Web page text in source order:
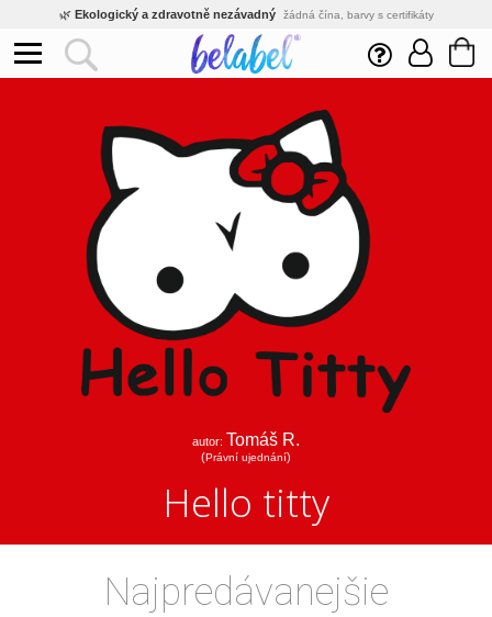
🌿 Ekologický a zdravotně nezávadný žádná čína, barvy s certifikáty
Inovativní výroba vlastní vývoj, nejnovější technologie
Rychlé dodání expedujeme do 24h
Kvalita pod kontrolou jsme přímý výrobce, žádný zprostředkovatel
Eshop s tradicí od roku 2010 tisíce spokojených zákazníků
autor: Tomáš R.
(Právní ujednání)
Hello titty
Najpredávanejšie